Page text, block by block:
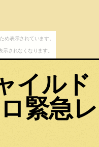
め表示されています。
されなくなります。
イルド
緊急レ